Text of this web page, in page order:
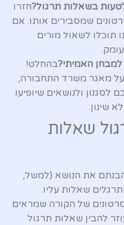
בשאלות תרגול?חזרו
שמסבירים אותו. אם
תוכלו לשאול מורים
האמיתי?בהחלט!
מאגר משרד התחבורה,
לסגנון ולנושאים שיופיעו
שינון.
שאלות
את הנושא (למשל,
שאלות עליו.
של הקורה שמראים
להבין שאלות תרגול